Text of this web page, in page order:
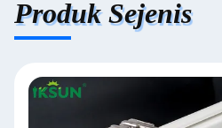
Produk Sejenis